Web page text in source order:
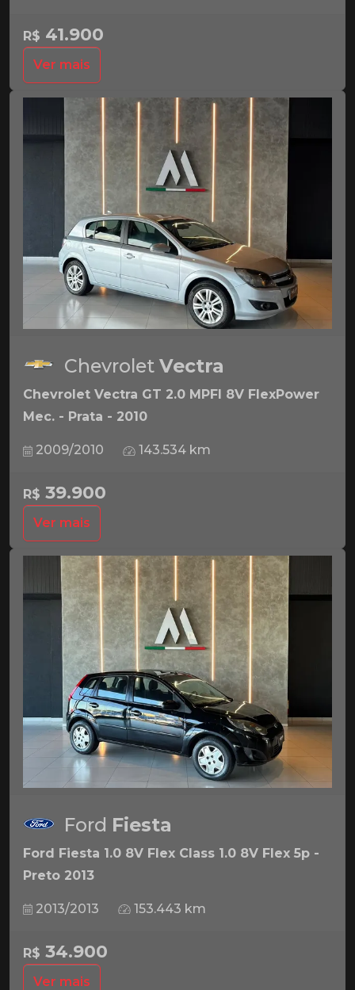
R$ 41.900
Ver mais
Chevrolet Vectra
Chevrolet Vectra GT 2.0 MPFI 8V FlexPower
Mec. - Prata - 2010
2009/2010 143.534 km
R$ 39.900
Ver mais
Ford Fiesta
Ford Fiesta 1.0 8V Flex Class 1.0 8V Flex 5p -
Preto 2013
2013/2013 153.443 km
R$ 34.900
Ver mais